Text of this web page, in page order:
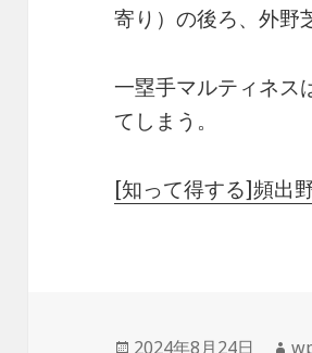
寄り）の後ろ、外野
一塁手マルティネス
てしまう。
[知って得する]頻出
投
2024年8月24日 作